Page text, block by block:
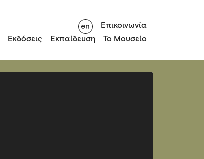
Εκδόσεις Εκπαίδευση Το Μουσείο
Επικοινωνία